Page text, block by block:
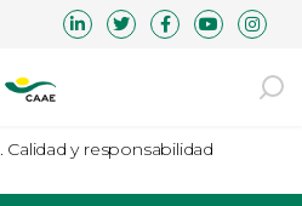
y responsabilidad